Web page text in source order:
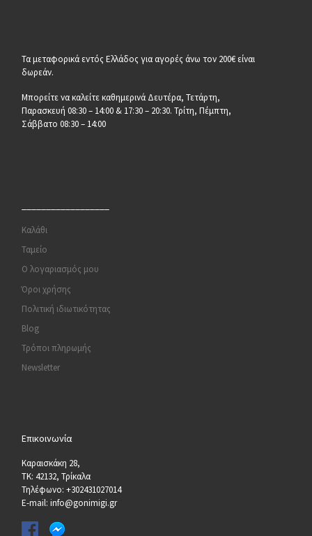
Τα μεταφορικά εντός Ελλάδος για αγορές άνω τον 200€ είναι
δωρεάν.
Μπορείτε να καλείτε καθημερινά Δευτέρα, Τετάρτη,
Παρασκευή 08:30 – 14:00 & 17:30 – 20:30. Τρίτη, Πέμπτη,
Σάββατο 08:30 – 14:00
Καλάθι
Ταμείο
Ο λογαριασμός μου
Όροι χρήσης
Πολιτική ιδιωτικότητας
Blog
Τρόποι πληρωμής
Newsletter
Επικοινωνία
Καραισκάκη 28,
ΤΚ: 42132, Τρίκαλα
Τηλέφωνο: +302431027014
E-mail: info@gonimigi.gr